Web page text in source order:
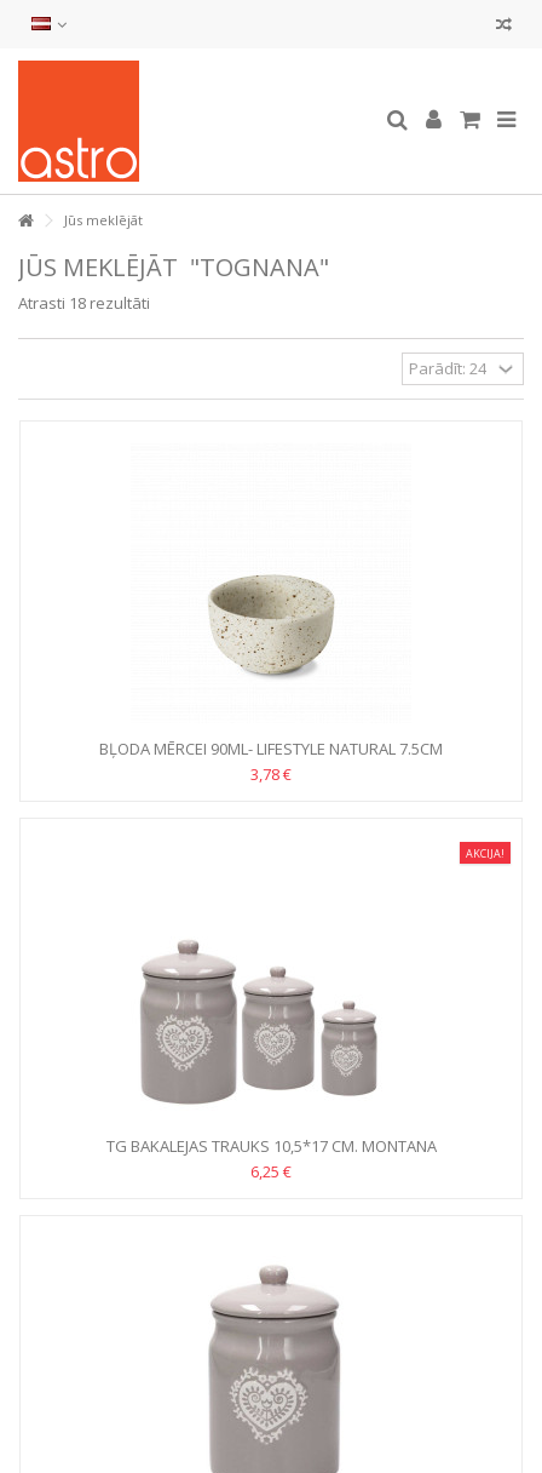
Jūs meklējāt
JŪS MEKLĒJĀT "TOGNANA"
Atrasti 18 rezultāti
BĻODA MĒRCEI 90ML- LIFESTYLE NATURAL 7.5CM
3,78 €
AKCIJA!
TG BAKALEJAS TRAUKS 10,5*17 CM. MONTANA
6,25 €